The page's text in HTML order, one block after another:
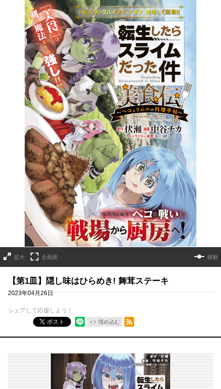
拡大 全画面 移動
【第1皿】隠し味はひらめき! 舞茸ステーキ
2023年04月26日
シェアして応援しよう！
ポスト
埋め込む
RSSフィード